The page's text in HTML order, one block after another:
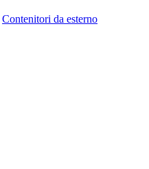
Contenitori da esterno